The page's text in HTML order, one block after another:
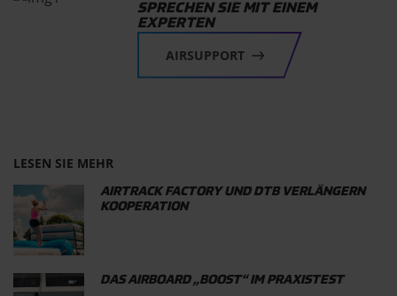
SPRECHEN SIE MIT EINEM
EXPERTEN
AIRSUPPORT
LESEN SIE MEHR
AIRTRACK FACTORY UND DTB VERLÄNGERN
KOOPERATION
DAS AIRBOARD „BOOST“ IM PRAXISTEST